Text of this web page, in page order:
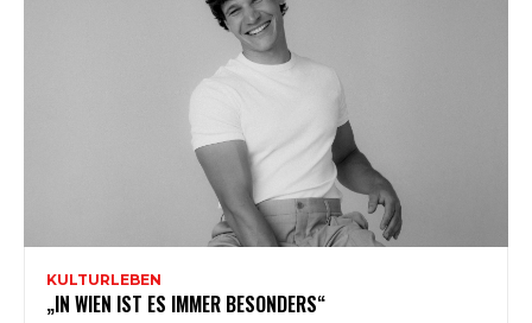
KULTURLEBEN
„IN WIEN IST ES IMMER BESONDERS“